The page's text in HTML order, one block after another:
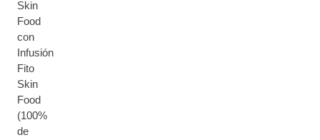
Skin
Food
con
Infusión
Fito
Skin
Food
(100%
de